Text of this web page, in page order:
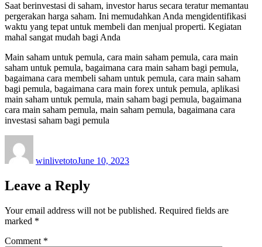
Saat berinvestasi di saham, investor harus secara teratur memantau
pergerakan harga saham. Ini memudahkan Anda mengidentifikasi
waktu yang tepat untuk membeli dan menjual properti. Kegiatan
mahal sangat mudah bagi Anda
Main saham untuk pemula, cara main saham pemula, cara main
saham untuk pemula, bagaimana cara main saham bagi pemula,
bagaimana cara membeli saham untuk pemula, cara main saham
bagi pemula, bagaimana cara main forex untuk pemula, aplikasi
main saham untuk pemula, main saham bagi pemula, bagaimana
cara main saham pemula, main saham pemula, bagaimana cara
investasi saham bagi pemula
winlivetotoJune 10, 2023
Leave a Reply
Your email address will not be published. Required fields are
marked *
Comment *